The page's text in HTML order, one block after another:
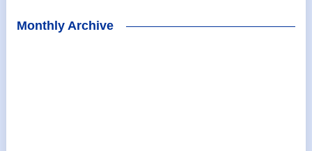
Monthly Archive